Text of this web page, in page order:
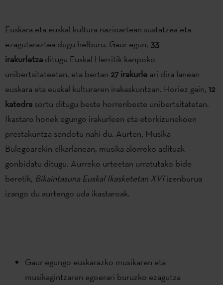
Euskara eta euskal kultura nazioartean sustatzea eta
ezagutaraztea dugu helburu. Gaur egun, 33
irakurletza ditugu Euskal Herritik kanpoko
unibertsitateetan, eta bertan 27 irakurle ari dira lanean
euskara eta euskal kulturaren irakaskuntzan. Horiez gain, 12
katedra sortu ditugu beste horrenbeste unibertsitatetan.
Ikastaro honek egungo irakurleen eta etorkizunekoen
prestakuntza sendotu nahi du. Aurten, Musika
Bulegoarekin elkarlanean, musika alorreko adituak
gonbidatu ditugu. Aurreko urteetan urratutako bide
beretik, Bikaintasuna Euskal Ikasketetan XVIizenburua
izango du aurtengo uda ikastaroak.
Gaur egungo euskarazko musikaren eta
musikagintzaren egoerari buruzko ezagutza